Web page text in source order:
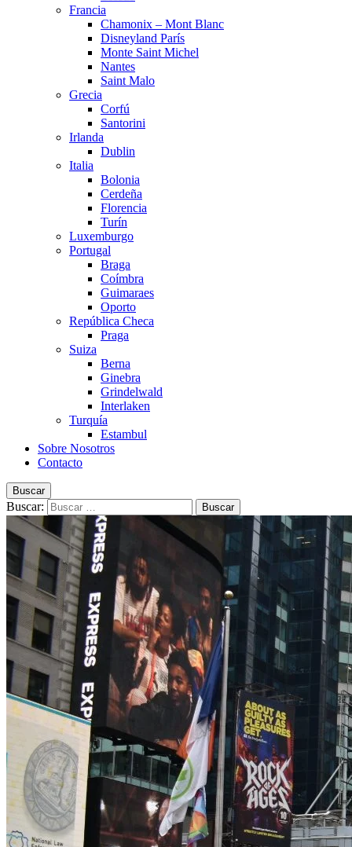
Francia
Chamonix – Mont Blanc
Disneyland París
Monte Saint Michel
Nantes
Saint Malo
Grecia
Corfú
Santorini
Irlanda
Dublin
Italia
Bolonia
Cerdeña
Florencia
Turín
Luxemburgo
Portugal
Braga
Coímbra
Guimaraes
Oporto
República Checa
Praga
Suiza
Berna
Ginebra
Grindelwald
Interlaken
Turquía
Estambul
Sobre Nosotros
Contacto
Buscar
Buscar: